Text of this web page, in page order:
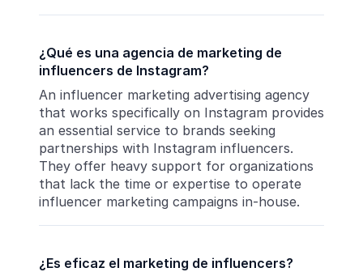
¿Qué es una agencia de marketing de
influencers de Instagram?
An influencer marketing advertising agency
that works specifically on Instagram provides
an essential service to brands seeking
partnerships with Instagram influencers.
They offer heavy support for organizations
that lack the time or expertise to operate
influencer marketing campaigns in-house.
¿Es eficaz el marketing de influencers?